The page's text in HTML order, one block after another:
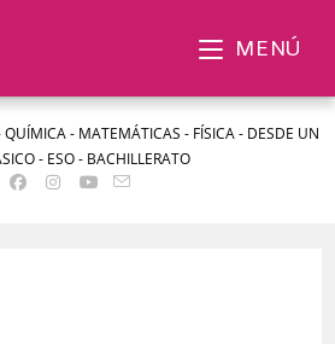
- MATEMÁTICAS - FÍSICA - DESDE UN
- ESO - BACHILLERATO
MENÚ